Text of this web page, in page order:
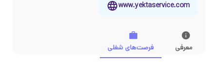
www.yektaservice.com
معرفی فرصت‌های شغلی